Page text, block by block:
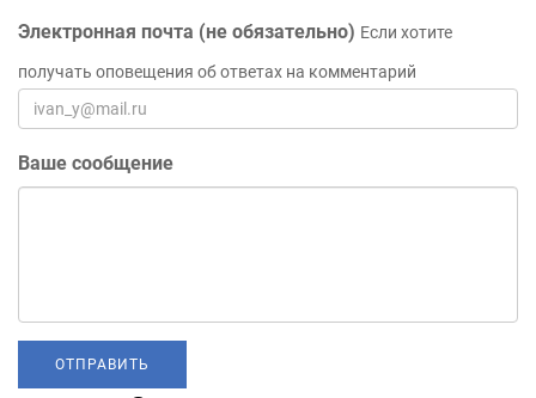
Электронная почта (не обязательно) Если хотите
получать оповещения об ответах на комментарий
Ваше сообщение